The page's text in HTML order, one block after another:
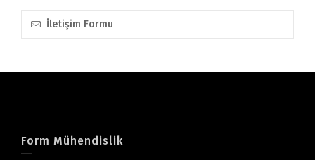
İletişim Formu
Form Mühendislik